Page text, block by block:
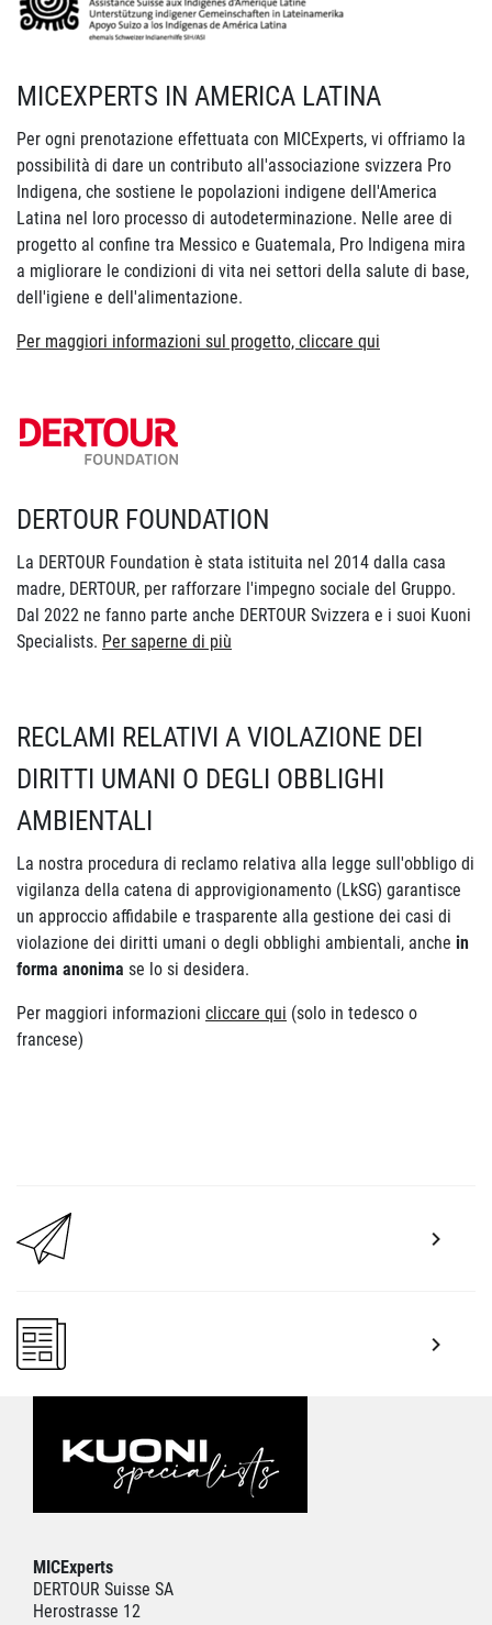
MICEXPERTS IN AMERICA LATINA
Per ogni prenotazione effettuata con MICExperts, vi offriamo la
possibilità di dare un contributo all'associazione svizzera Pro
Indigena, che sostiene le popolazioni indigene dell'America
Latina nel loro processo di autodeterminazione. Nelle aree di
progetto al confine tra Messico e Guatemala, Pro Indigena mira
a migliorare le condizioni di vita nei settori della salute di base,
dell'igiene e dell'alimentazione.
Per maggiori informazioni sul progetto, cliccare qui
DERTOUR FOUNDATION
La DERTOUR Foundation è stata istituita nel 2014 dalla casa
madre, DERTOUR, per rafforzare l'impegno sociale del Gruppo.
Dal 2022 ne fanno parte anche DERTOUR Svizzera e i suoi Kuoni
Specialists. Per saperne di più
RECLAMI RELATIVI A VIOLAZIONE DEI
DIRITTI UMANI O DEGLI OBBLIGHI
AMBIENTALI
La nostra procedura di reclamo relativa alla legge sull'obbligo di
vigilanza della catena di approvigionamento (LkSG) garantisce
un approccio affidabile e trasparente alla gestione dei casi di
violazione dei diritti umani o degli obblighi ambientali, anche in
forma anonima se lo si desidera.
Per maggiori informazioni cliccare qui (solo in tedesco o
francese)
MICExperts
DERTOUR Suisse SA
Herostrasse 12